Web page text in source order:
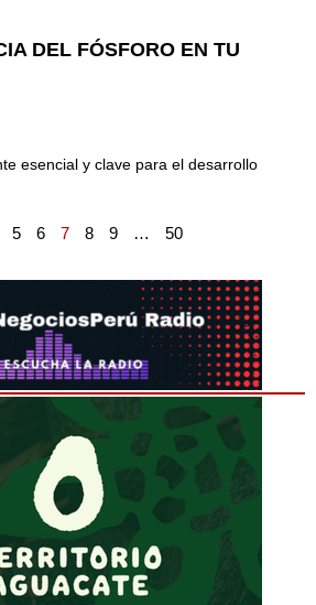
DEL FÓSFORO EN TU
esencial y clave para el desarrollo
5 6 7 8 9 … 50